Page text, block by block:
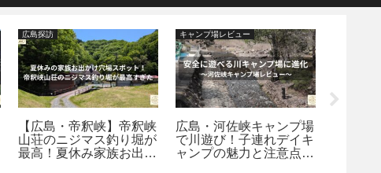
広島探訪
【広島・帝釈峡】帝釈峡
山荘のニジマス釣り堀が
最高！夏休み家族お出か
キャンプ場レビュー
広島・河佐峡キャンプ場
で川遊び！子連れデイキ
ャンプの魅力と注意点を